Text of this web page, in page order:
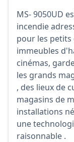
MS- 9050UD
incendie
pour les petits
immeubles
cinémas,
les grands
, des lieux de
magasins de
installations
une
raisonnable .